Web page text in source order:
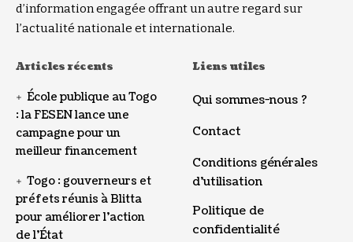
d’information engagée offrant un autre regard sur
l’actualité nationale et internationale.
Articles récents
École publique au Togo
: la FESEN lance une
campagne pour un
meilleur financement
Togo : gouverneurs et
préfets réunis à Blitta
pour améliorer l’action
de l’État
Liens utiles
Qui sommes-nous ?
Contact
Conditions générales
d’utilisation
Politique de
confidentialité